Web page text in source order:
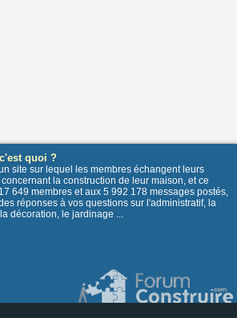
quoi ?
site sur lequel les membres échangent leurs
la construction de leur maison, et ce
649 membres et aux 5 992 178 messages postés,
réponses à vos questions sur l'administratif, la
décoration, le jardinage ...